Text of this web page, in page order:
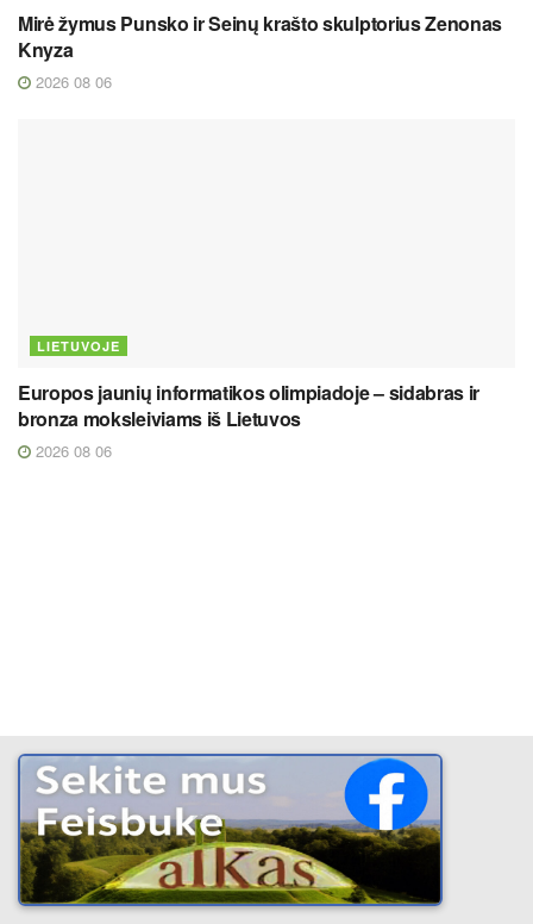
Mirė žymus Punsko ir Seinų krašto skulptorius Zenonas
Knyza
2026 08 06
LIETUVOJE
Europos jaunių informatikos olimpiadoje – sidabras ir
bronza moksleiviams iš Lietuvos
2026 08 06